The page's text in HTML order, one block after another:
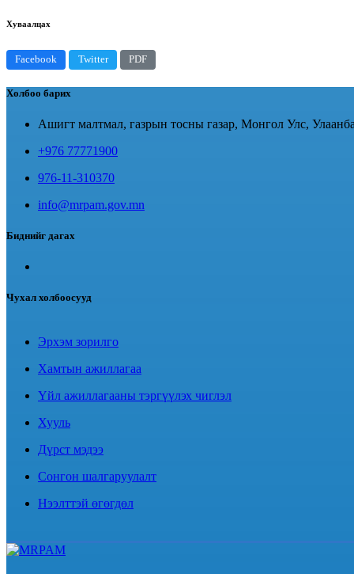
Хуваалцах
Facebook Twitter PDF
Холбоо барих
Ашигт малтмал, газрын тосны газар, Монгол Улс,
+976 77771900
976-11-310370
info@mrpam.gov.mn
Биднийг дагах
Чухал холбоосууд
Эрхэм зорилго
Хамтын ажиллагаа
Үйл ажиллагааны тэргүүлэх чиглэл
Хууль
Дүрст мэдээ
Сонгон шалгаруулалт
Нээлттэй өгөгдөл